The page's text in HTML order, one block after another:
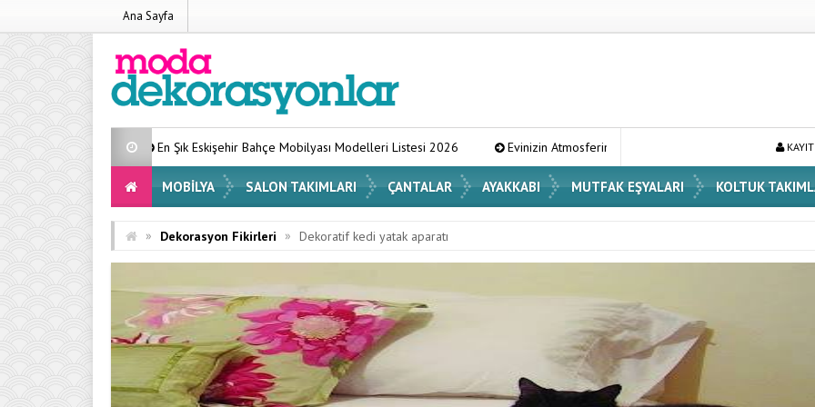
Ana Sayfa
En Şık Eskişehir Bahçe Mobilyası Modelleri Listesi 2026 Evinizin Atmosferini Değiştirecek En Şık Vazo Modelleri ve Dekorasyon Fikirleri
MOBILYA SALON TAKIMLARI ÇANTALAR AYAKKABI MUTFAK EŞYALARI KOLTUK
» Dekorasyon Fikirleri » Dekoratif kedi yatak aparatı